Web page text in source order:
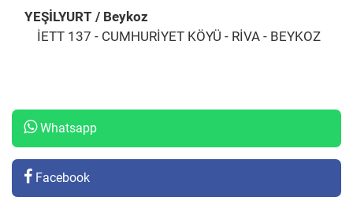
YEŞİLYURT / Beykoz
İETT 137 - CUMHURİYET KÖYÜ - RİVA - BEYKOZ
Whatsapp
Facebook